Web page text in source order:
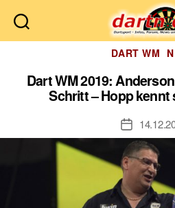
DART WM
Dart WM 2019:
Schritt – Hopp kennt